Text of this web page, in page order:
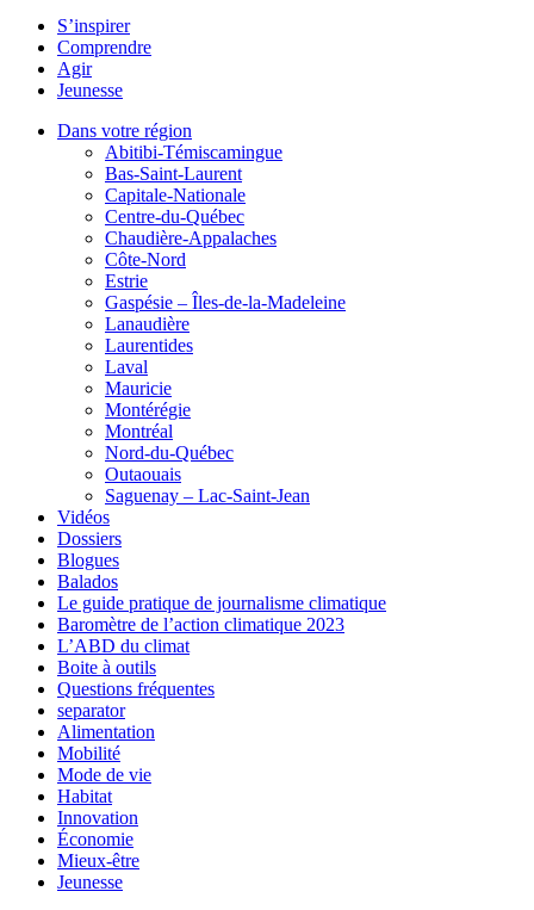
S’inspirer
Comprendre
Agir
Jeunesse
Dans votre région
Abitibi-Témiscamingue
Bas-Saint-Laurent
Capitale-Nationale
Centre-du-Québec
Chaudière-Appalaches
Côte-Nord
Estrie
Gaspésie – Îles-de-la-Madeleine
Lanaudière
Laurentides
Laval
Mauricie
Montérégie
Montréal
Nord-du-Québec
Outaouais
Saguenay – Lac-Saint-Jean
Vidéos
Dossiers
Blogues
Balados
Le guide pratique de journalisme climatique
Baromètre de l’action climatique 2023
L’ABD du climat
Boite à outils
Questions fréquentes
separator
Alimentation
Mobilité
Mode de vie
Habitat
Innovation
Économie
Mieux-être
Jeunesse